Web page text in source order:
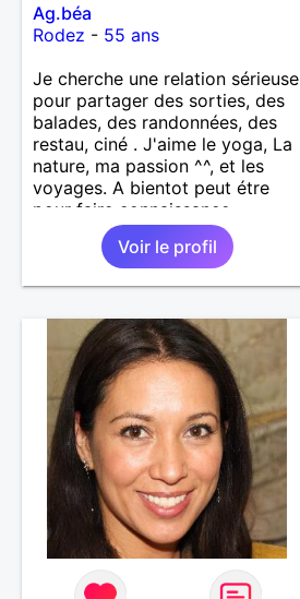
Ag.béa
Rodez - 55 ans
Je cherche une relation sérieuse
pour partager des sorties, des
balades, des randonnées, des
restau, ciné . J'aime le yoga, La
nature, ma passion ^^, et les
voyages. A bientot peut étre
pour faire connaissance
Voir le profil